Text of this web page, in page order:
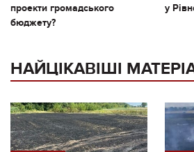
проекти громадського
бюджету?
у
НАЙЦІКАВІШІ